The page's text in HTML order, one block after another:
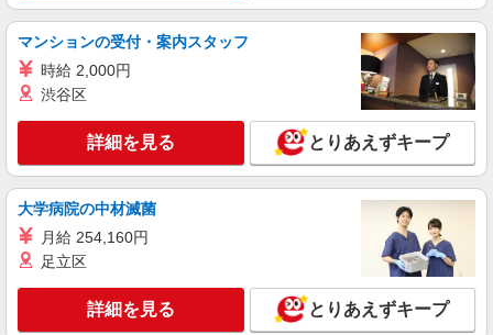
パナソニック エイジフリーケアセンター神戸
訪問介護／登録ヘルパー／パート
時給1,524円〜2,095円 ※経験・能力・資格等
による 介護福祉士 時給1,587円〜2,095円 実務者
研修 時給1,524円〜2,032円 初任者研修 時給1,524
円〜2,032円 ※インセンティブ制度有あり（社内
規定あり） ※一律処遇改善加算含む 〇時間外勤務
手当 〇土日祝勤務手当 〇年末年始勤務手当
パナソニック エイジフリーケアセンター神戸
兵庫県神戸市須磨区南町3-3-20 ハイツシー&シー
2F
キープ 詳細を見る
パート
パナソニック エイジフリーケアセンター神戸
訪問介護／登録ヘルパー／AMのみ
マンションの受付・案内スタッフ
時給 2,000円
渋谷区
詳細を見る とりあえずキープ
大学病院の中材滅菌
月給 254,160円
足立区
詳細を見る とりあえずキープ